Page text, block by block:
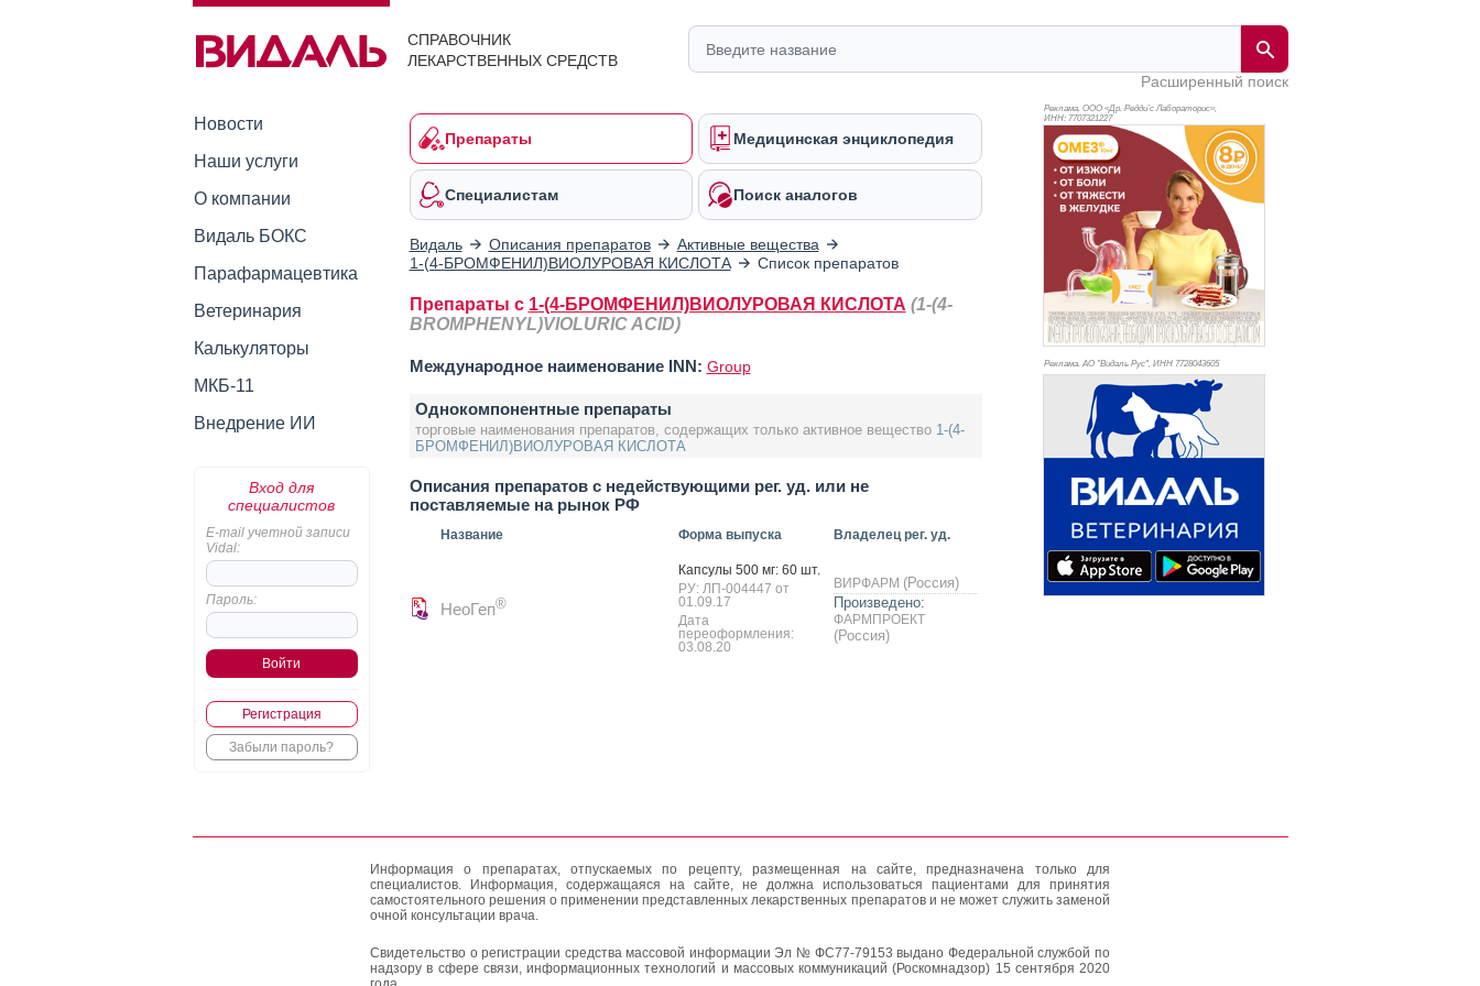
СПРАВОЧНИК
ЛЕКАРСТВЕННЫХ СРЕДСТВ
Расширенный поиск
Новости
Наши услуги
О компании
Видаль БОКС
Парафармацевтика
Ветеринария
Калькуляторы
МКБ-11
Внедрение ИИ
Вход для
специалистов
E-mail учетной записи
Vidal:
Пароль:
Регистрация
Забыли пароль?
Препараты Медицинская энциклопедия
Специалистам Поиск аналогов
Видаль Описания препаратов
Активные вещества
1-(4-БРОМФЕНИЛ)ВИОЛУРОВАЯ КИСЛОТА
Список препаратов
Препараты с 1-(4-БРОМФЕНИЛ)ВИОЛУРОВАЯ КИСЛОТА (1-(4-
BROMPHENYL)VIOLURIC ACID)
Международное наименование INN: Group
Однокомпонентные препараты
торговые наименования препаратов, содержащих только активное вещество 1-(4-
БРОМФЕНИЛ)ВИОЛУРОВАЯ КИСЛОТА
Описания препаратов с недействующими рег. уд. или не
поставляемые на рынок РФ
Название Форма выпуска Владелец рег. уд.
НеоГеп®
Кап­су­лы 500 мг: 60 шт.
РУ: ЛП-004447 от
01.09.17
Дата
переоформления:
03.08.20
ВИРФАРМ (Россия)
Произведено:
ФАРМПРОЕКТ
(Россия)
Реклама. ООО «Др. Редди’с Лабораторис»,
ИНН: 7707321227
Реклама. АО "Видаль Рус", ИНН 7728043605
Информация о препаратах, отпускаемых по рецепту, размещенная на сайте, предназначена только для
специалистов. Информация, содержащаяся на сайте, не должна использоваться пациентами для принятия
самостоятельного решения о применении представленных лекарственных препаратов и не может служить заменой
очной консультации врача.
Свидетельство о регистрации средства массовой информации Эл № ФС77-79153 выдано Федеральной службой по
надзору в сфере связи, информационных технологий и массовых коммуникаций (Роскомнадзор) 15 сентября 2020